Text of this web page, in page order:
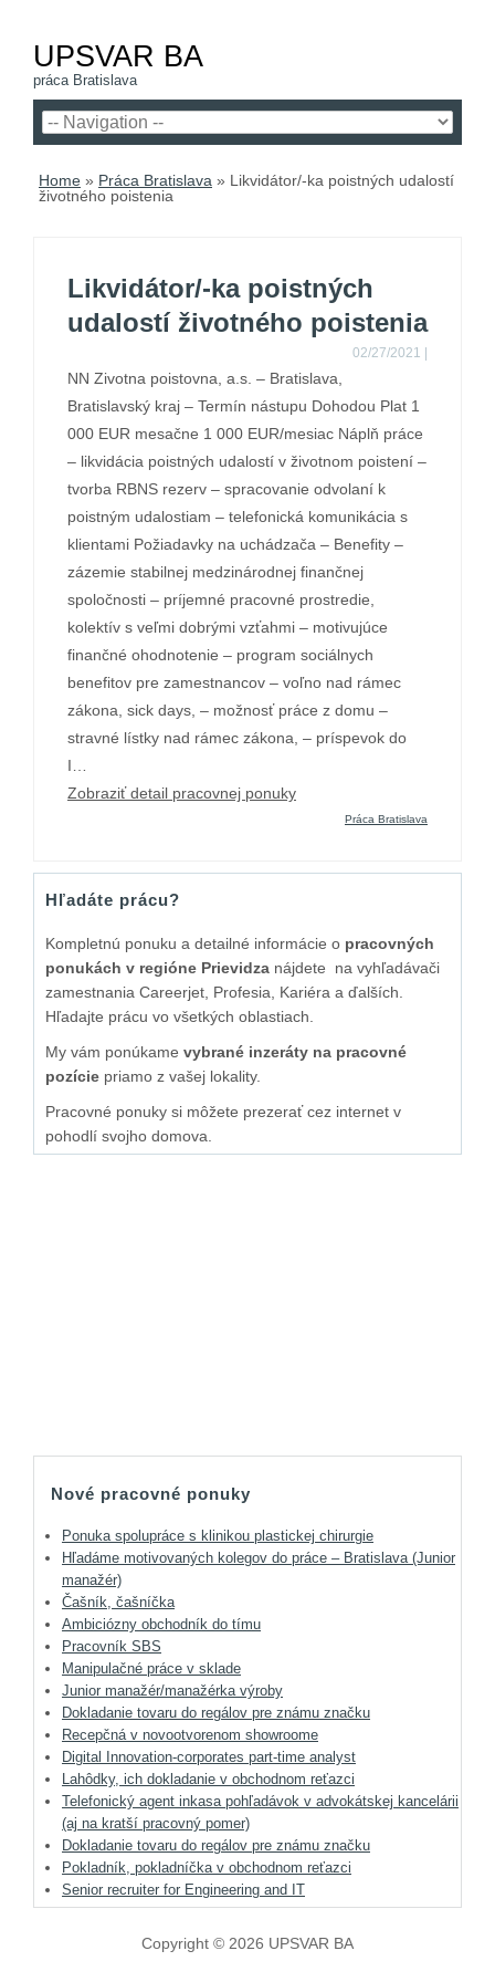
UPSVAR BA
práca Bratislava
Home » Práca Bratislava » Likvidátor/-ka poistných udalostí
životného poistenia
Likvidátor/-ka poistných
udalostí životného poistenia
02/27/2021
NN Zivotna poistovna, a.s. – Bratislava,
Bratislavský kraj – Termín nástupu Dohodou Plat 1
000 EUR mesačne 1 000 EUR/mesiac Náplň práce
– likvidácia poistných udalostí v životnom poistení –
tvorba RBNS rezerv – spracovanie odvolaní k
poistným udalostiam – telefonická komunikácia s
klientami Požiadavky na uchádzača – Benefity –
zázemie stabilnej medzinárodnej finančnej
spoločnosti – príjemné pracovné prostredie,
kolektív s veľmi dobrými vzťahmi – motivujúce
finančné ohodnotenie – program sociálnych
benefitov pre zamestnancov – voľno nad rámec
zákona, sick days, – možnosť práce z domu –
stravné lístky nad rámec zákona, – príspevok do
I…
Zobraziť detail pracovnej ponuky
Práca Bratislava
Hľadáte prácu?
Kompletnú ponuku a detailné informácie o pracovných
ponukách v regióne Prievidza nájdete na vyhľadávači
zamestnania Careerjet, Profesia, Kariéra a ďalších.
Hľadajte prácu vo všetkých oblastiach.
My vám ponúkame vybrané inzeráty na pracovné
pozície priamo z vašej lokality.
Pracovné ponuky si môžete prezerať cez internet v
pohodlí svojho domova.
Nové pracovné ponuky
Ponuka spolupráce s klinikou plastickej chirurgie
Hľadáme motivovaných kolegov do práce – Bratislava (Junior
manažér)
Čašník, čašníčka
Ambiciózny obchodník do tímu
Pracovník SBS
Manipulačné práce v sklade
Junior manažér/manažérka výroby
Dokladanie tovaru do regálov pre známu značku
Recepčná v novootvorenom showroome
Digital Innovation-corporates part-time analyst
Lahôdky, ich dokladanie v obchodnom reťazci
Telefonický agent inkasa pohľadávok v advokátskej kancelárii
(aj na kratší pracovný pomer)
Dokladanie tovaru do regálov pre známu značku
Pokladník, pokladníčka v obchodnom reťazci
Senior recruiter for Engineering and IT
Copyright © 2026 UPSVAR BA